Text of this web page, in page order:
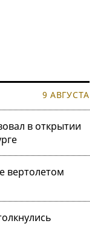
9 АВГУСТА
в открытии
вертолетом